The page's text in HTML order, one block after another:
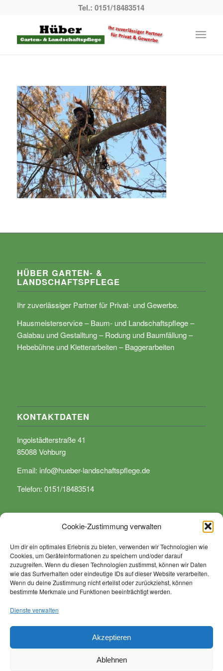
Cookie-Zustimmung verwalten
Um dir ein optimales Erlebnis zu bieten, verwenden wir Technologien wie
Cookies, um Geräteinformationen zu speichern und/oder darauf
zuzugreifen. Wenn du diesen Technologien zustimmst, können wir Daten
wie das Surfverhalten oder eindeutige IDs auf dieser Website verarbeiten.
Wenn du deine Zustimmung nicht erteilst oder zurückziehst, können
bestimmte Merkmale und Funktionen beeinträchtigt werden.
Dienste verwalten
Akzeptieren
Ablehnen
Tel.: 0151/18483514
HÜBER GARTEN- &
LANDSCHAFTSPFLEGE
Ihr zuverlässiger Partner für Privat- und Gewerbe.
Hausmeisterservice – Baum- und Landschaftspflege –
Galabau und Gestalltung – Rodung und Baumfällung –
Hebebühne und Kletterarbeiten – Baggerarbeiten
KONTAKTDATEN
Ingolstädterstraße 41
85088 Vohburg
Email: info@hueber-landschaftspflege.de
Telefon: 0151/18483514
WIR SIND SPEZIALISIERT …
… auf sämtliche Arbeiten rund um Dienstleistungen in den
Bereichen Grünanlagenpflege, Landschaftspflege,
und Baumfällarbeiten.